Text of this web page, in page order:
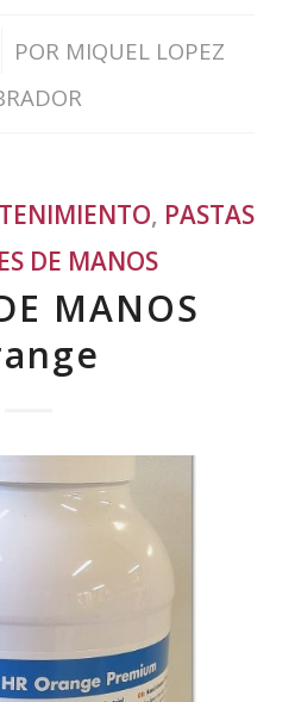
POR MIQUEL LOPEZ
, PASTAS
DE MANOS
MANOS